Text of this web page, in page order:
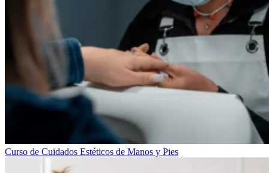
Curso de Cuidados Estéticos de Manos y Pies